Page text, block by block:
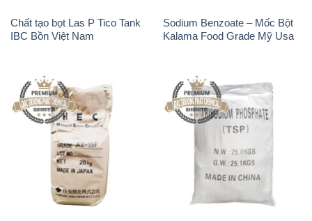
Chất tạo bọt Las P Tico Tank
IBC Bồn Việt Nam
Sodium Benzoate – Mốc Bột
Kalama Food Grade Mỹ Usa